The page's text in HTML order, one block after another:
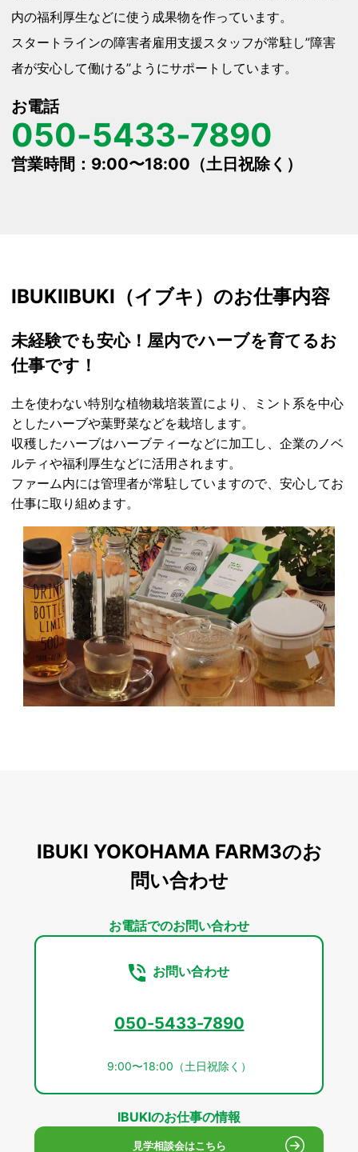
内の福利厚生などに使う成果物を作っています。
スタートラインの障害者雇用支援スタッフが常駐し”障害
者が安心して働ける”ようにサポートしています。
お電話
050-5433-7890
営業時間：9:00〜18:00（土日祝除く）
IBUKIIBUKI（イブキ）のお仕事内容
未経験でも安心！屋内でハーブを育てるお
仕事です！
土を使わない特別な植物栽培装置により、ミント系を中心
としたハーブや葉野菜などを栽培します。
収穫したハーブはハーブティーなどに加工し、企業のノベ
ルティや福利厚生などに活用されます。
ファーム内には管理者が常駐していますので、安心してお
仕事に取り組めます。
IBUKI YOKOHAMA FARM3のお
問い合わせ
お電話でのお問い合わせ
お問い合わせ
050-5433-7890
9:00〜18:00（土日祝除く）
IBUKIのお仕事の情報
見学相談会はこちら